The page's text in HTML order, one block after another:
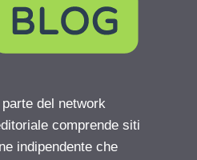
parte del network
comprende siti
indipendente che